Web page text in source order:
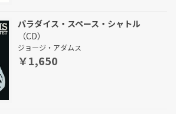
パラダイス・スペース・シャトル
（CD）
ジョージ・アダムス
￥1,650